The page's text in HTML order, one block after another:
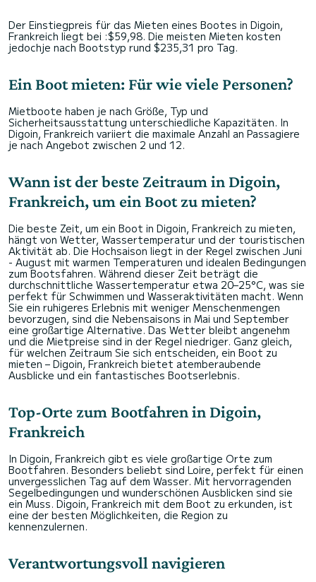
Der Einstiegpreis für das Mieten eines Bootes in Digoin,
Frankreich liegt bei :$59,98. Die meisten Mieten kosten
jedochje nach Bootstyp rund $235,31 pro Tag.
Ein Boot mieten: Für wie viele Personen?
Mietboote haben je nach Größe, Typ und
Sicherheitsausstattung unterschiedliche Kapazitäten. In
Digoin, Frankreich variiert die maximale Anzahl an Passagiere
je nach Angebot zwischen 2 und 12.
Wann ist der beste Zeitraum in Digoin,
Frankreich, um ein Boot zu mieten?
Die beste Zeit, um ein Boot in Digoin, Frankreich zu mieten,
hängt von Wetter, Wassertemperatur und der touristischen
Aktivität ab. Die Hochsaison liegt in der Regel zwischen Juni
- August mit warmen Temperaturen und idealen Bedingungen
zum Bootsfahren. Während dieser Zeit beträgt die
durchschnittliche Wassertemperatur etwa 20–25°C, was sie
perfekt für Schwimmen und Wasseraktivitäten macht. Wenn
Sie ein ruhigeres Erlebnis mit weniger Menschenmengen
bevorzugen, sind die Nebensaisons in Mai und September
eine großartige Alternative. Das Wetter bleibt angenehm
und die Mietpreise sind in der Regel niedriger. Ganz gleich,
für welchen Zeitraum Sie sich entscheiden, ein Boot zu
mieten – Digoin, Frankreich bietet atemberaubende
Ausblicke und ein fantastisches Bootserlebnis.
Top-Orte zum Bootfahren in Digoin,
Frankreich
In Digoin, Frankreich gibt es viele großartige Orte zum
Bootfahren. Besonders beliebt sind Loire, perfekt für einen
unvergesslichen Tag auf dem Wasser. Mit hervorragenden
Segelbedingungen und wunderschönen Ausblicken sind sie
ein Muss. Digoin, Frankreich mit dem Boot zu erkunden, ist
eine der besten Möglichkeiten, die Region zu
kennenzulernen.
Verantwortungsvoll navigieren